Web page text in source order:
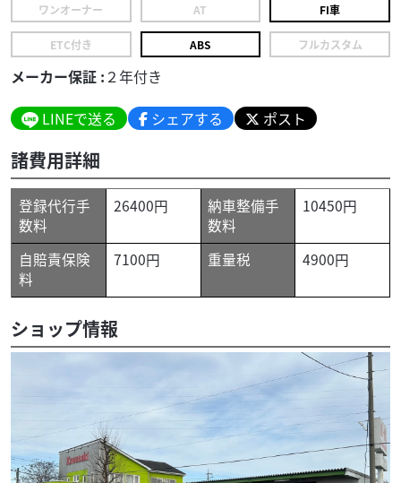
ワンオーナー AT FI車
ETC付き ABS フルカスタム
メーカー保証 : ２年付き
LINEで送る
シェアする ポスト
諸費用詳細
登録代行手
数料
26400円
納車整備手
数料
10450円
自賠責保険
料
7100円 重量税 4900円
ショップ情報